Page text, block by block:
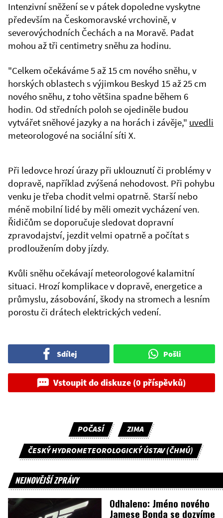
Intenzivní sněžení se v pátek dopoledne vyskytne
především na Českomoravské vrchovině, v
severovýchodních Čechách a na Moravě. Padat
mohou až tři centimetry sněhu za hodinu.
"Celkem očekáváme 5 až 15 cm nového sněhu, v
horských oblastech s výjimkou Beskyd 15 až 25 cm
nového sněhu, z toho většina spadne během 6
hodin. Od středních poloh se ojediněle budou
vytvářet sněhové jazyky a na horách i závěje," uvedli
meteorologové na sociální síti X.
Při ledovce hrozí úrazy při uklouznutí či problémy v
dopravě, například zvýšená nehodovost. Při pohybu
venku je třeba chodit velmi opatrně. Starší nebo
méně mobilní lidé by měli omezit vycházení ven.
Řidičům se doporučuje sledovat dopravní
zpravodajství, jezdit velmi opatrně a počítat s
prodloužením doby jízdy.
Kvůli sněhu očekávají meteorologové kalamitní
situaci. Hrozí komplikace v dopravě, energetice a
průmyslu, zásobování, škody na stromech a lesním
porostu či drátech elektrických vedení.
Sdílej Pošli
Vstoupit do diskuze (0 příspěvků)
POČASÍ ZIMA
ČESKÝ HYDROMETEOROLOGICKÝ ÚSTAV (ČHMÚ)
NEJNOVĚJŠÍ ZPRÁVY
Odhaleno: Jméno nového
Jamese Bonda se dozvíme